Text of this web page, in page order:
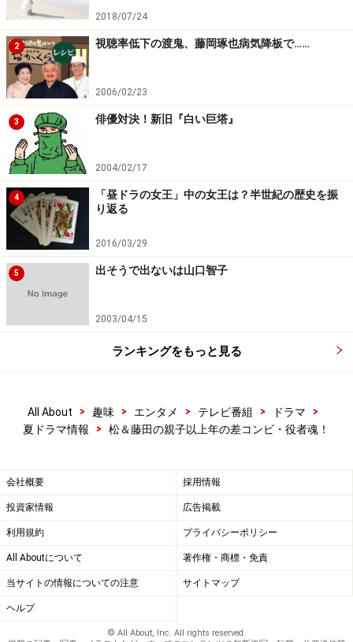
2018/07/24
2 視聴率低下の渡鬼、藤岡琢也病気降板で……
2006/02/23
3 俳優対決！新旧『白い巨塔』
2004/02/17
4
「昼ドラの女王」中の女王は？半世紀の歴史を振
り返る
2016/03/29
5 出そうで出ないは山口智子
2003/04/15
ランキングをもっと見る
All About > 趣味 > エンタメ > テレビ番組 > ドラマ
>
夏ドラマ情報
> 松＆藤田の親子以上年の差コンビ・役者魂！
会社概要 採用情報
投資家情報 広告掲載
利用規約 プライバシーポリシー
All Aboutについて 著作権・商標・免責
当サイトの情報についての注意 サイトマップ
ヘルプ
© All About, Inc. All rights reserved.